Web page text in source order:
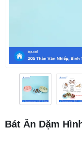
Bát Ăn Dặm